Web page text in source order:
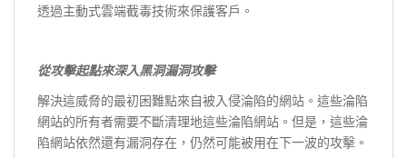
透過主動式雲端截毒技術來保護客戶。
從攻擊起點來深入黑洞漏洞攻擊
解決這威脅的最初困難點來自被入侵淪陷的網站。這些淪陷
網站的所有者需要不斷清理地這些淪陷網站。但是，這些淪
陷網站依然還有漏洞存在，仍然可能被用在下一波的攻擊。